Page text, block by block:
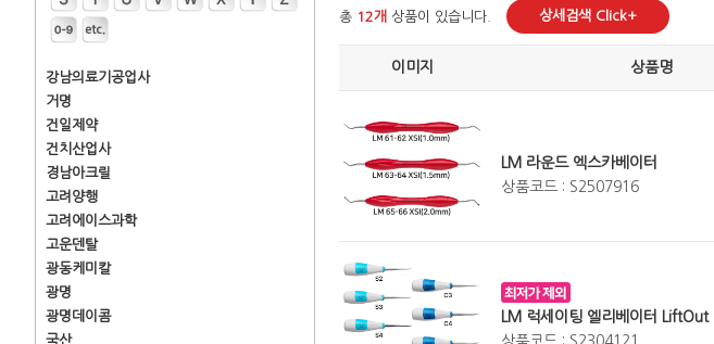
강남의료기공업사
거명
건일제약
건치산업사
경남아크릴
고려양행
고려에이스과학
고운덴탈
광동케미칼
광명
광명데이콤
국산
총 12개 상품이 있습니다. 상세검색 Click+
이미지 상품명
LM 라운드 엑스카베이터
상품코드 : S2507916
LM 럭세이팅 엘리베이터 LiftOut
상품코드 : S2304121